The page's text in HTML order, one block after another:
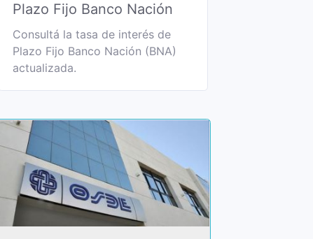
Plazo Fijo Banco Nación
Consultá la tasa de interés de
Plazo Fijo Banco Nación (BNA)
actualizada.